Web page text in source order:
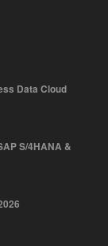
Data Cloud
S/4HANA &